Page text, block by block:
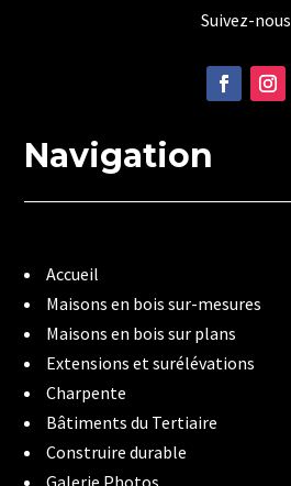
Suivez-nous
Navigation
Accueil
Maisons en bois sur-mesures
Maisons en bois sur plans
Extensions et surélévations
Charpente
Bâtiments du Tertiaire
Construire durable